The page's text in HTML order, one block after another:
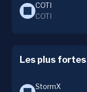
COTI
COTI
Les plus
StormX